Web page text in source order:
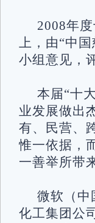
2008年
上，由“中
小组意见，
本届“十
业发展做出
有、民营、
惟一依据，
一善举所带
微软（中
化工集团公